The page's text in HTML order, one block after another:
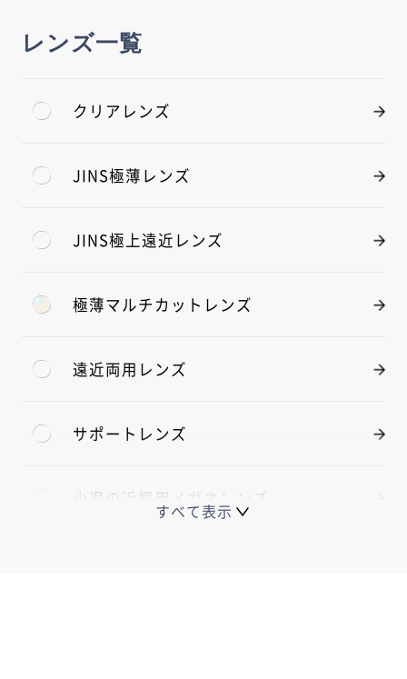
レンズ一覧
すべて表示
クリアレンズ
JINS極薄レンズ
JINS極上遠近レンズ
極薄マルチカットレンズ
遠近両用レンズ
サポートレンズ
小児の近視用メガネレンズ